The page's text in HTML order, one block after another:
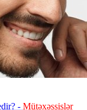
- Mütəxəssislər